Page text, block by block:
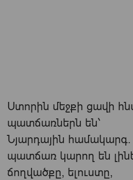
Ստորին մեջքի ցավի
պատճառներն են՝
Նյարդային
պատճառ կարող են
ճողվածքը, ելուստը,